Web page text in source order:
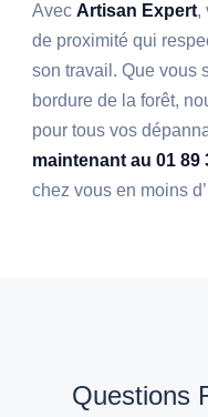
AvecArtisan Expert,
de proximité qui
son travail. Que vous
bordure de la forêt,
pour tous vos
maintenant au 01 89
chez vous en moins
Questions